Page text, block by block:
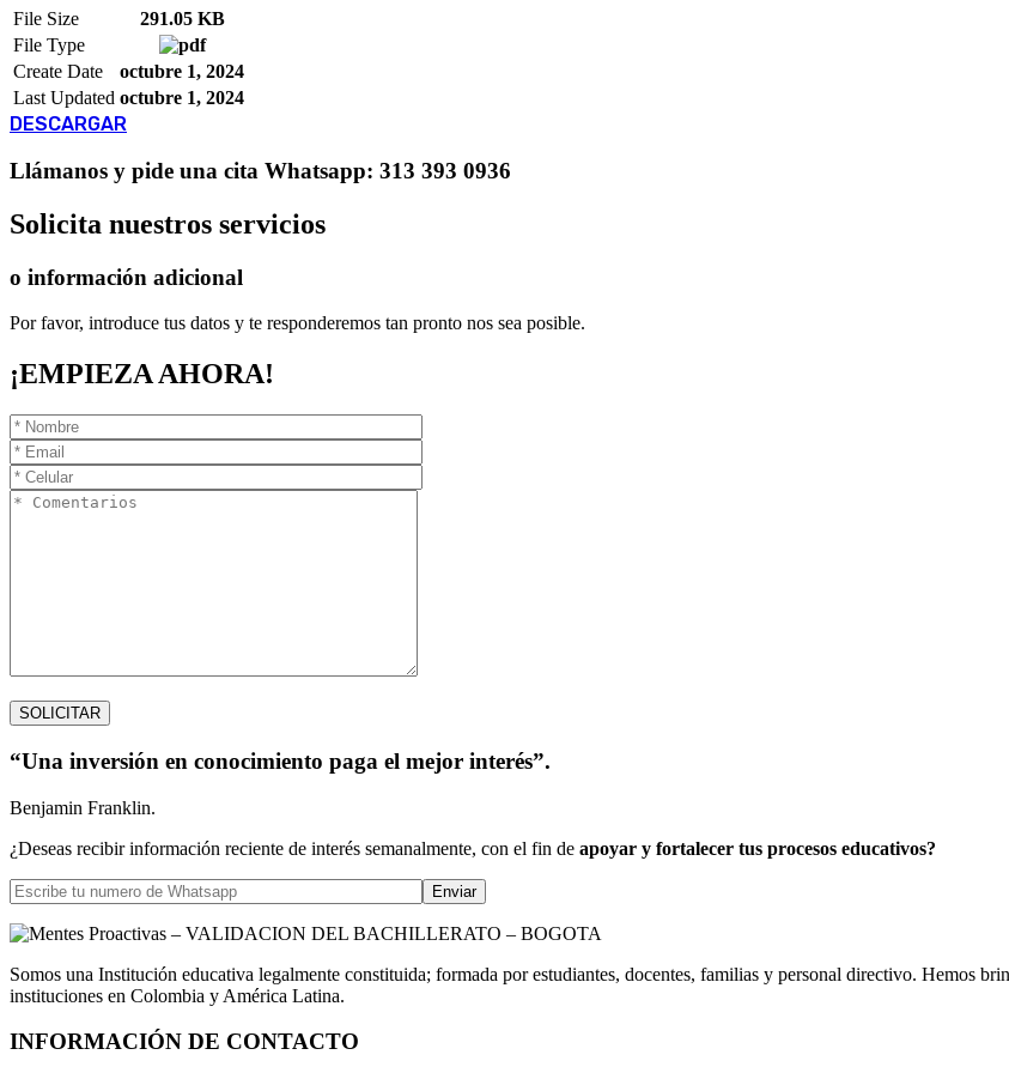
File Size
291.05 KB
File Type
Create Date
octubre 1, 2024
Last Updated octubre 1, 2024
DESCARGAR
Llámanos y pide una cita Whatsapp: 313 393 0936
Solicita nuestros servicios
o información adicional
Por favor, introduce tus datos y te responderemos tan pronto nos sea posible.
¡EMPIEZA AHORA!
“Una inversión en conocimiento paga el mejor interés”.
Benjamin Franklin.
¿Deseas recibir información reciente de interés semanalmente, con el fin de apoyar y fortalecer tus procesos educativos?
Somos una Institución educativa legalmente constituida; formada por estudiantes, docentes, familias y personal directivo. Hemos
instituciones en Colombia y América Latina.
INFORMACIÓN DE CONTACTO